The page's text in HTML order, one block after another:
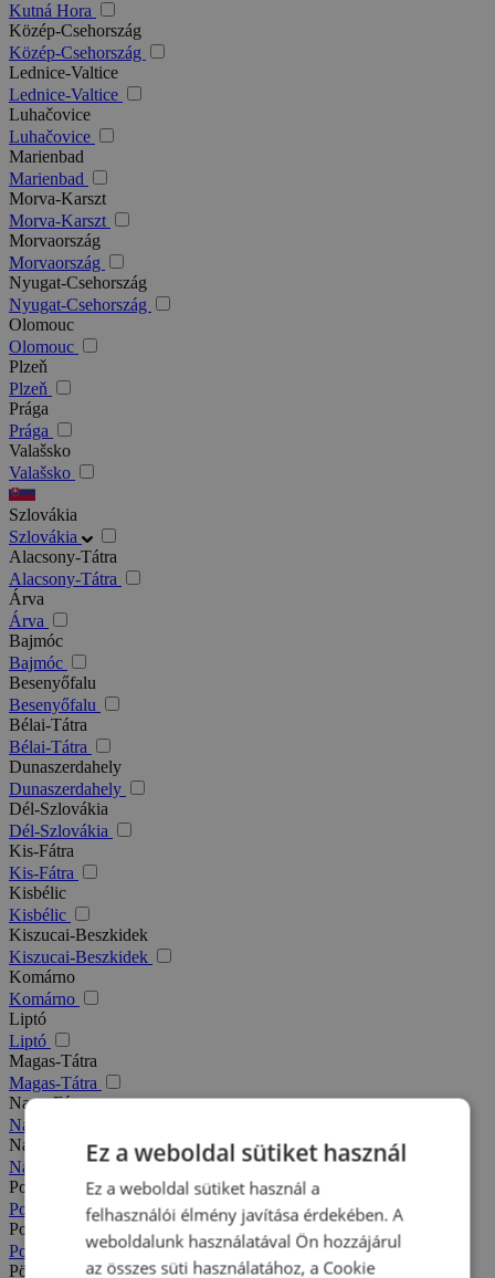
Kutná Hora
Közép-Csehország
Közép-Csehország
Lednice-Valtice
Lednice-Valtice
Luhačovice
Luhačovice
Marienbad
Marienbad
Morva-Karszt
Morva-Karszt
Morvaország
Morvaország
Nyugat-Csehország
Nyugat-Csehország
Olomouc
Olomouc
Plzeň
Plzeň
Prága
Prága
Valašsko
Valašsko
Szlovákia
Szlovákia
Alacsony-Tátra
Alacsony-Tátra
Árva
Árva
Bajmóc
Bajmóc
Besenyőfalu
Besenyőfalu
Bélai-Tátra
Bélai-Tátra
Dunaszerdahely
Dunaszerdahely
Dél-Szlovákia
Dél-Szlovákia
Kis-Fátra
Kis-Fátra
Kisbélic
Kisbélic
Kiszucai-Beszkidek
Kiszucai-Beszkidek
Komárno
Komárno
Liptó
Liptó
Magas-Tátra
Magas-Tátra
Nagy-Fátra
Nagy-Fátra
Nagymegyer
Nagymegyer
Podhajska
Podhajska
Pozsony
Pozsony
Pöstyén
Ez a weboldal sütiket használ
Ez a weboldal sütiket használ a
felhasználói élmény javítása érdekében. A
weboldalunk használatával Ön hozzájárul
az összes süti használatához, a Cookie